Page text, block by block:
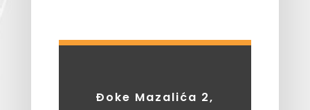
Đoke Mazalića 2,